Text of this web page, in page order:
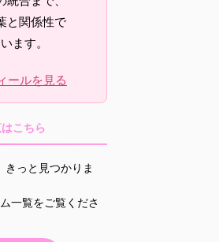
と関係性で
ます。
ールを見る
こちら
きっと見つかりま
一覧をご覧くださ